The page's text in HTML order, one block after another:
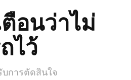
อนว่าไม่
ไว้
การตัดสินใจ